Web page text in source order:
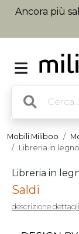
Ancora più
Mobili Miliboo
Libreria in
Libreria in
Saldi
descrizione